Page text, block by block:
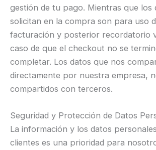
gestión de tu pago. Mientras que los
solicitan en la compra son para uso
facturación y posterior recordatorio
caso de que el checkout no se
completar. Los datos que nos
directamente por nuestra empresa,
compartidos con terceros.
Seguridad y Protección de Datos
La información y los datos
clientes es una prioridad para